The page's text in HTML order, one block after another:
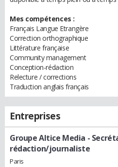
Mes compétences :
Français Langue Etrangère
Correction orthographique
Littérature française
Community management
Conception-rédaction
Relecture / corrections
Traduction anglais français
Entreprises
Groupe Altice Media -
rédaction/journaliste
Paris